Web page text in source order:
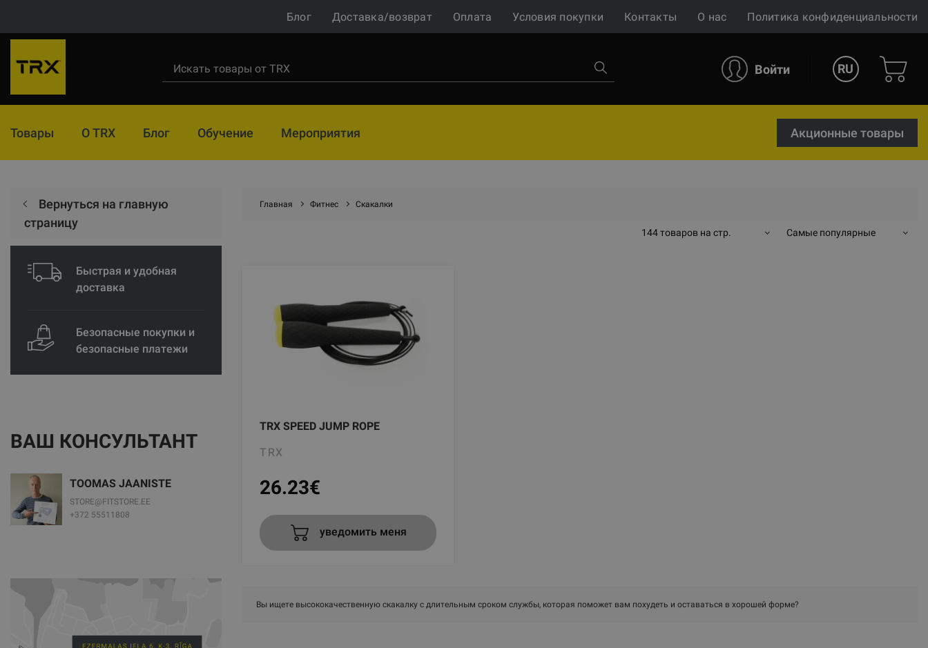
Блог Доставка/возврат Оплата Условия покупки Контакты О нас Политика конфиденциальности
Войти RU
Товары О TRX Блог Обучение Мероприятия Акционные товары
Вернуться на главную
страницу
Быстрая и удобная
доставка
Безопасные покупки и
безопасные платежи
ВАШ КОНСУЛЬТАНТ
TOOMAS JAANISTE
STORE@FITSTORE.EE
+372 55511808
Главная Фитнес Скакалки
144 товаров на стр. Самые популярные
TRX SPEED JUMP ROPE
TRX
26.23€
уведомить меня
Вы ищете высококачественную скакалку с длительным сроком службы, которая поможет вам похудеть и оставаться в хорошей форме?